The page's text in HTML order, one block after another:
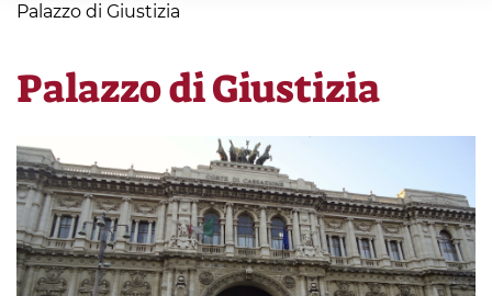
are
Palazzo di Giustizia
Palazzo di Giustizia